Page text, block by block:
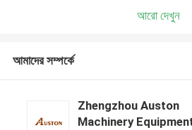
আরো দেখুন
আমাদের সম্পর্কে
Zhengzhou Auston
Machinery